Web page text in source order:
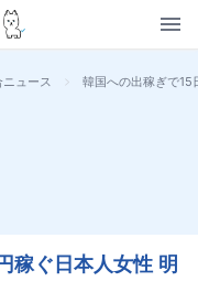
ュース > 韓国への出稼ぎで
稼ぐ日本人女性 明